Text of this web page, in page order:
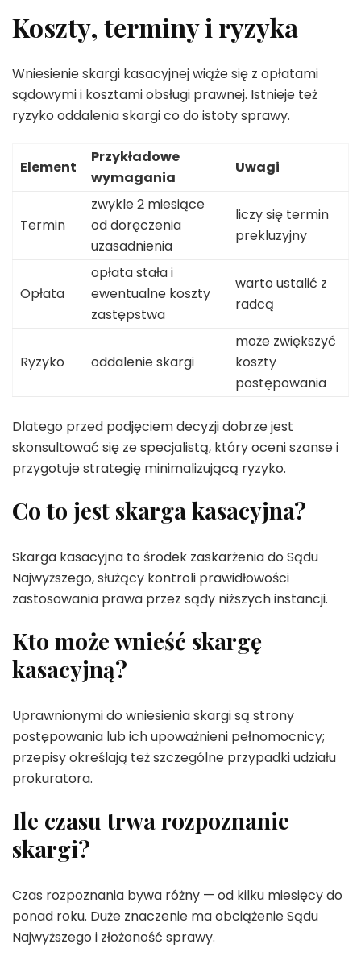
Koszty, terminy i ryzyka
Wniesienie skargi kasacyjnej wiąże się z opłatami
sądowymi i kosztami obsługi prawnej. Istnieje też
ryzyko oddalenia skargi co do istoty sprawy.
Element
Przykładowe
wymagania
Uwagi
Termin
zwykle 2 miesiące
od doręczenia
uzasadnienia
liczy się termin
prekluzyjny
Opłata
opłata stała i
ewentualne koszty
zastępstwa
warto ustalić z
radcą
Ryzyko oddalenie skargi
może zwiększyć
koszty
postępowania
Dlatego przed podjęciem decyzji dobrze jest
skonsultować się ze specjalistą, który oceni szanse i
przygotuje strategię minimalizującą ryzyko.
Co to jest skarga kasacyjna?
Skarga kasacyjna to środek zaskarżenia do Sądu
Najwyższego, służący kontroli prawidłowości
zastosowania prawa przez sądy niższych instancji.
Kto może wnieść skargę
kasacyjną?
Uprawnionymi do wniesienia skargi są strony
postępowania lub ich upoważnieni pełnomocnicy;
przepisy określają też szczególne przypadki udziału
prokuratora.
Ile czasu trwa rozpoznanie
skargi?
Czas rozpoznania bywa różny — od kilku miesięcy do
ponad roku. Duże znaczenie ma obciążenie Sądu
Najwyższego i złożoność sprawy.